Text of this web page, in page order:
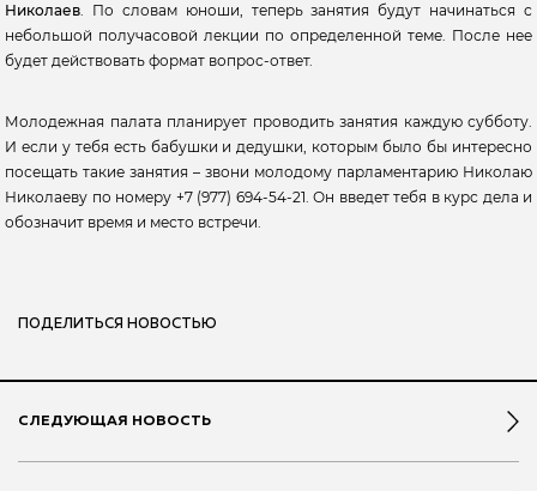
Николаев. По словам юноши, теперь занятия будут начинаться с
небольшой получасовой лекции по определенной теме. После нее
будет действовать формат вопрос-ответ.
Молодежная палата планирует проводить занятия каждую субботу.
И если у тебя есть бабушки и дедушки, которым было бы интересно
посещать такие занятия – звони молодому парламентарию Николаю
Николаеву по номеру +7 (977) 694-54-21. Он введет тебя в курс дела и
обозначит время и место встречи.
ПОДЕЛИТЬСЯ НОВОСТЬЮ
СЛЕДУЮЩАЯ НОВОСТЬ